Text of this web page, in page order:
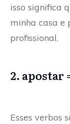
isso significa
minha casa e
profissional.
2. apostar
Esses verbos